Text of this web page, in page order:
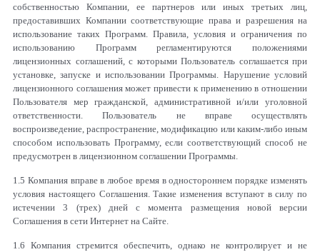
собственностью Компании, ее партнеров или иных третьих лиц,
предоставивших Компании соответствующие права и разрешения на
использование таких Программ. Правила, условия и ограничения по
использованию Программ регламентируются положениями
лицензионных соглашений, с которыми Пользователь соглашается при
установке, запуске и использовании Программы. Нарушение условий
лицензионного соглашения может привести к применению в отношении
Пользователя мер гражданской, административной и/или уголовной
ответственности. Пользователь не вправе осуществлять
воспроизведение, распространение, модификацию или каким-либо иным
способом использовать Программу, если соответствующий способ не
предусмотрен в лицензионном соглашении Программы.
1.5 Компания вправе в любое время в одностороннем порядке изменять
условия настоящего Соглашения. Такие изменения вступают в силу по
истечении 3 (трех) дней с момента размещения новой версии
Соглашения в сети Интернет на Сайте.
1.6 Компания стремится обеспечить, однако не контролирует и не